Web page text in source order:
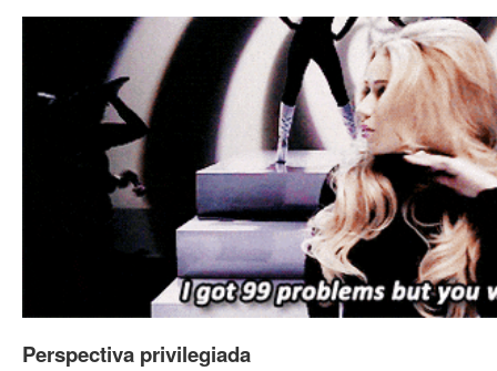
Perspectiva privilegiada